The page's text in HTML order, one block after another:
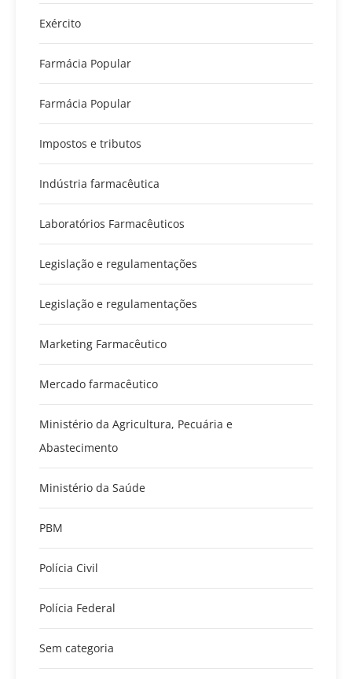
Exército
Farmácia Popular
Farmácia Popular
Impostos e tributos
Indústria farmacêutica
Laboratórios Farmacêuticos
Legislação e regulamentações
Legislação e regulamentações
Marketing Farmacêutico
Mercado farmacêutico
Ministério da Agricultura, Pecuária e
Abastecimento
Ministério da Saúde
PBM
Polícia Civil
Polícia Federal
Sem categoria